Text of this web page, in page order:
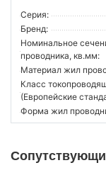
Серия:
Бренд:
Номинальное
проводника, кв.мм:
Материал жил
Класс
(Европейские
Форма жил